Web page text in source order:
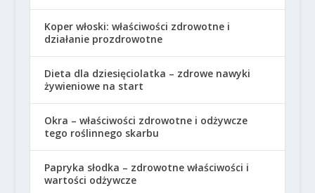
Koper włoski: właściwości zdrowotne i
działanie prozdrowotne
Dieta dla dziesięciolatka – zdrowe nawyki
żywieniowe na start
Okra – właściwości zdrowotne i odżywcze
tego roślinnego skarbu
Papryka słodka – zdrowotne właściwości i
wartości odżywcze